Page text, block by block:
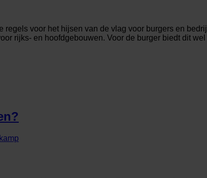
voor het hijsen van de vlag voor burgers en
rijks- en hoofdgebouwen. Voor de burger biedt dit